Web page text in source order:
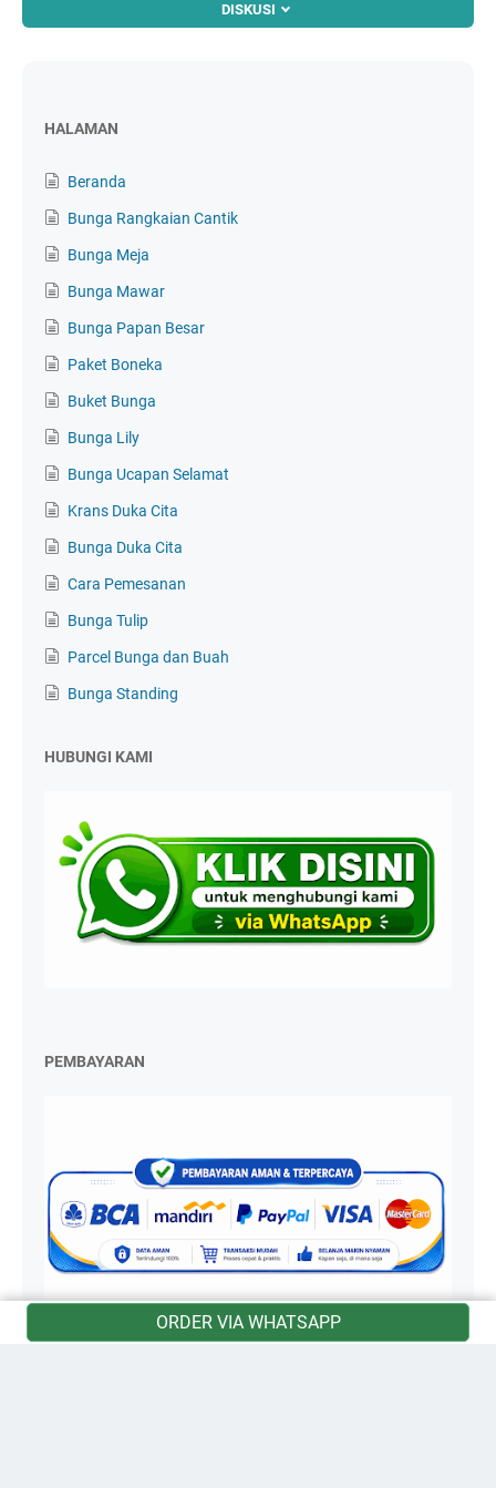
DISKUSI
ORDER VIA WHATSAPP
HALAMAN
Beranda
Bunga Rangkaian Cantik
Bunga Meja
Bunga Mawar
Bunga Papan Besar
Paket Boneka
Buket Bunga
Bunga Lily
Bunga Ucapan Selamat
Krans Duka Cita
Bunga Duka Cita
Cara Pemesanan
Bunga Tulip
Parcel Bunga dan Buah
Bunga Standing
HUBUNGI KAMI
PEMBAYARAN